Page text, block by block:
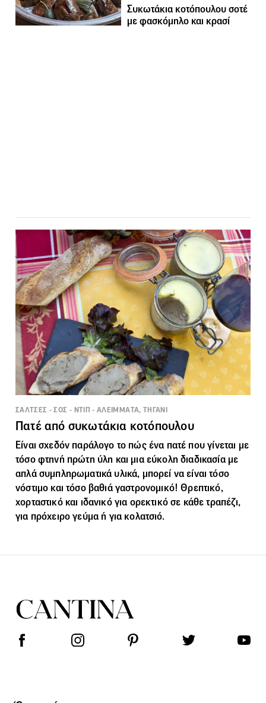
Συκωτάκια κοτόπουλου σοτέ
με φασκόμηλο και κρασί
ΣΑΛΤΣΕΣ - ΣΟΣ - ΝΤΙΠ - ΑΛΕΙΜΜΑΤΑ, ΤΗΓΑΝΙ
Πατέ από συκωτάκια κοτόπουλου
Είναι σχεδόν παράλογο το πώς ένα πατέ που γίνεται με
τόσο φτηνή πρώτη ύλη και μια εύκολη διαδικασία με
απλά συμπληρωματικά υλικά, μπορεί να είναι τόσο
νόστιμο και τόσο βαθιά γαστρονομικό! Θρεπτικό,
χορταστικό και ιδανικό για ορεκτικό σε κάθε τραπέζι,
για πρόχειρο γεύμα ή για κολατσιό.